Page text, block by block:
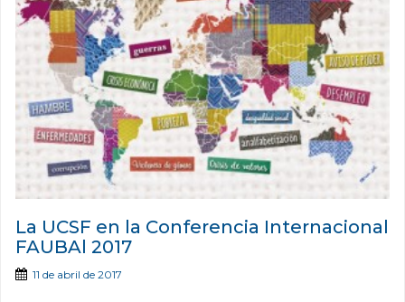
La UCSF en la Conferencia Internacional
FAUBAl 2017
11 de abril de 2017